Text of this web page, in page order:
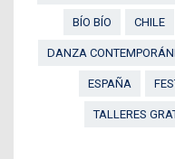
BÍO BÍO CHILE
DANZA
ESPAÑA
TALLERES